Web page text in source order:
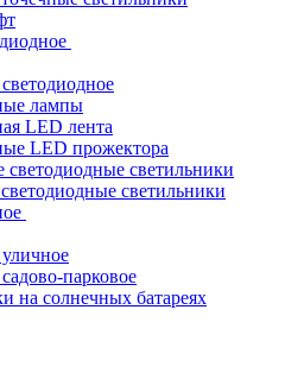
лампы
LED лента
LED прожектора
светодиодные светильники
светильники
парковое
на солнечных батареях